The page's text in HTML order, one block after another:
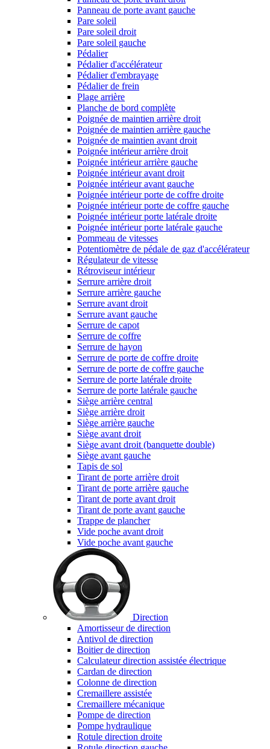
Panneau de porte avant gauche
Pare soleil
Pare soleil droit
Pare soleil gauche
Pédalier
Pédalier d'accélérateur
Pédalier d'embrayage
Pédalier de frein
Plage arrière
Planche de bord complète
Poignée de maintien arrière droit
Poignée de maintien arrière gauche
Poignée de maintien avant droit
Poignée intérieur arrière droit
Poignée intérieur arrière gauche
Poignée intérieur avant droit
Poignée intérieur avant gauche
Poignée intérieur porte de coffre droite
Poignée intérieur porte de coffre gauche
Poignée intérieur porte latérale droite
Poignée intérieur porte latérale gauche
Pommeau de vitesses
Potentiomètre de pédale de gaz d'accélérateur
Régulateur de vitesse
Rétroviseur intérieur
Serrure arrière droit
Serrure arrière gauche
Serrure avant droit
Serrure avant gauche
Serrure de capot
Serrure de coffre
Serrure de hayon
Serrure de porte de coffre droite
Serrure de porte de coffre gauche
Serrure de porte latérale droite
Serrure de porte latérale gauche
Siège arrière central
Siège arrière droit
Siège arrière gauche
Siège avant droit
Siège avant droit (banquette double)
Siège avant gauche
Tapis de sol
Tirant de porte arrière droit
Tirant de porte arrière gauche
Tirant de porte avant droit
Tirant de porte avant gauche
Trappe de plancher
Vide poche avant droit
Vide poche avant gauche
Direction
Amortisseur de direction
Antivol de direction
Boitier de direction
Calculateur direction assistée électrique
Cardan de direction
Colonne de direction
Cremaillere assistée
Cremaillere mécanique
Pompe de direction
Pompe hydraulique
Rotule direction droite